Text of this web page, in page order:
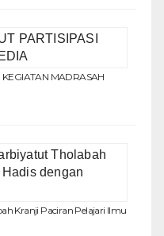
KEGIATAN MADRASAH
Kranji Paciran Pelajari Ilmu